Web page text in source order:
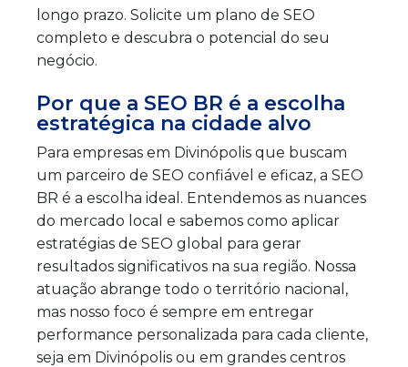
longo prazo. Solicite um plano de SEO
completo e descubra o potencial do seu
negócio.
Por que a SEO BR é a escolha
estratégica na cidade alvo
Para empresas em Divinópolis que buscam
um parceiro de SEO confiável e eficaz, a SEO
BR é a escolha ideal. Entendemos as nuances
do mercado local e sabemos como aplicar
estratégias de SEO global para gerar
resultados significativos na sua região. Nossa
atuação abrange todo o território nacional,
mas nosso foco é sempre em entregar
performance personalizada para cada cliente,
seja em Divinópolis ou em grandes centros